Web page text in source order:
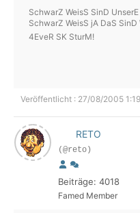
SchwarZ WeisS SinD
SchwarZ WeisS jA DaS SinD
4EveR SK SturM!
Veröffentlicht : 27/08/2005
RETO
(@reto)
Beiträge: 4018
Famed Member